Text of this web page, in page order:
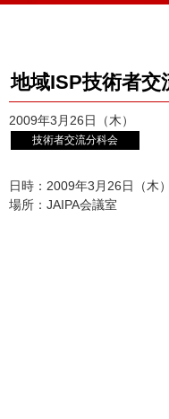
地域ISP技術者
2009年3月26日（木）
技術者交流分科会
日時：2009年3月26日（木
場所：JAIPA会議室